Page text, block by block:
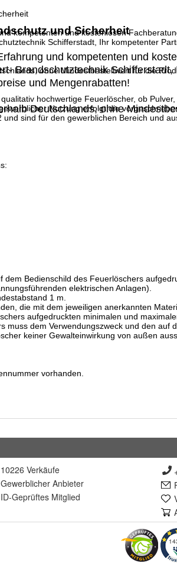
10226 Verkäufe
Gewerblicher Anbieter
ID-Geprüftes Mitglied